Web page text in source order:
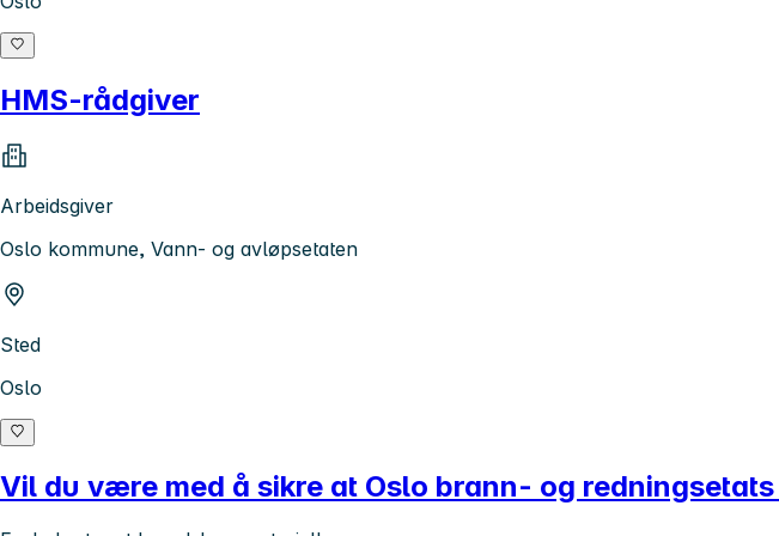
HMS-rådgiver
Arbeidsgiver
Oslo kommune, Vann- og avløpsetaten
Sted
Oslo
Vil du være med å sikre at Oslo brann- og